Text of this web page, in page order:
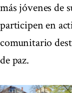
más jóvenes de
participen en
comunitario
de paz.